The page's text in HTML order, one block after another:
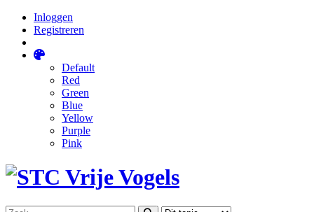
Inloggen
Registreren
Default
Red
Green
Blue
Yellow
Purple
Pink